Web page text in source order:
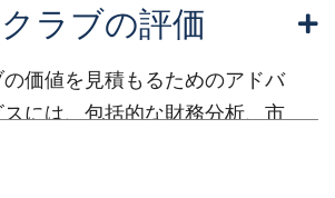
十分な情報を得た上で決断を
。 私たちの専門知識があれ
は自信を持ってサッカー業界
、潜在的な買い手を引き付け
。 当社の専門チームは、サッ
ニュアンスを理解し、クライ
ラブの評価
価値を見積もるためのアドバ
には、包括的な財務分析、市